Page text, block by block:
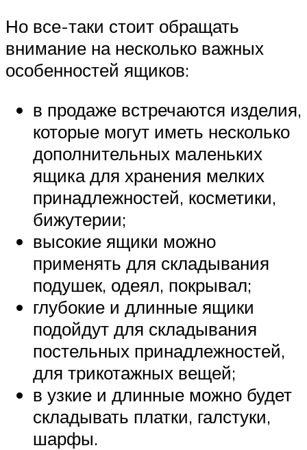
Но все-таки стоит обращать
внимание на несколько важных
особенностей ящиков:
в продаже встречаются изделия,
которые могут иметь несколько
дополнительных маленьких
ящика для хранения мелких
принадлежностей, косметики,
бижутерии;
высокие ящики можно
применять для складывания
подушек, одеял, покрывал;
глубокие и длинные ящики
подойдут для складывания
постельных принадлежностей,
для трикотажных вещей;
в узкие и длинные можно будет
складывать платки, галстуки,
шарфы.